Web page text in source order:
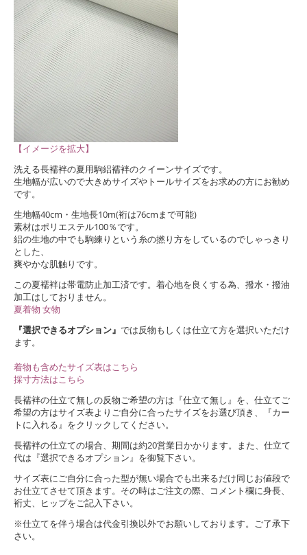
【イメージを拡大】
洗える長襦袢の夏用駒絽襦袢のクイーンサイズです。
生地幅が広いので大きめサイズやトールサイズをお求めの方にお勧め
です。
生地幅40cm・生地長10m(裄は76cmまで可能)
素材はポリエステル100％です。
絽の生地の中でも駒練りという糸の撚り方をしているのでしゃっきり
とした、
爽やかな肌触りです。
この夏襦袢は帯電防止加工済です。着心地を良くする為、撥水・撥油
加工はしておりません。
夏着物 女物
『選択できるオプション』 では反物もしくは仕立て方を選択いただけ
ます。
着物も含めたサイズ表はこちら
採寸方法はこちら
長襦袢の仕立て無しの反物ご希望の方は『仕立て無し』を、仕立てご
希望の方はサイズ表よりご自分に合ったサイズをお選び頂き、『カー
トに入れる』をクリックしてください。
長襦袢の仕立ての場合、期間は約20営業日かかります。また、仕立て
代は『選択できるオプション』を御覧下さい。
サイズ表にご自分に合った型が無い場合でも出来るだけ同じお値段で
お仕立てさせて頂きます。その時はご注文の際、コメント欄に身長、
裄丈、ヒップをご記入下さい。
※仕立てを伴う場合は代金引換以外でお願いしております。ご了承下
さい。